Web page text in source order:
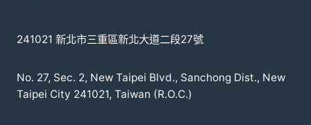
241021 新北市三重區新北大道二段27號
No. 27, Sec. 2, New Taipei Blvd., Sanchong Dist., New
Taipei City 241021, Taiwan (R.O.C.)